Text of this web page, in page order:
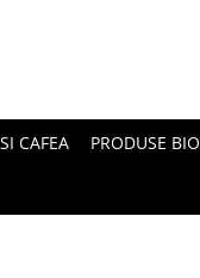
CAFEA PRODUSE BIO